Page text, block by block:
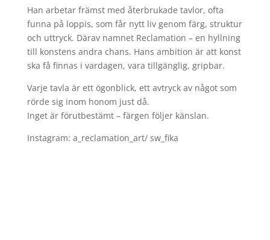
Han arbetar främst med återbrukade tavlor, ofta
funna på loppis, som får nytt liv genom färg, struktur
och uttryck. Därav namnet Reclamation – en hyllning
till konstens andra chans. Hans ambition är att konst
ska få finnas i vardagen, vara tillgänglig, gripbar.
Varje tavla är ett ögonblick, ett avtryck av något som
rörde sig inom honom just då.
Inget är förutbestämt – färgen följer känslan.
Instagram: a_reclamation_art/ sw_fika